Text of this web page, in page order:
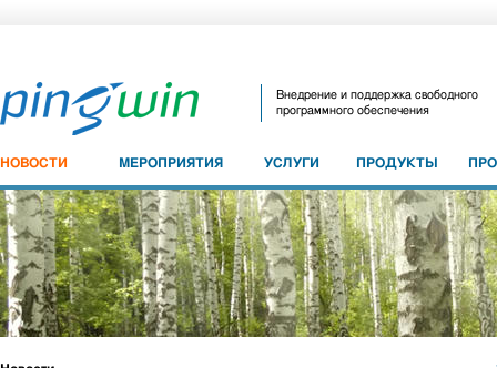
Внедрение и поддержка свободного
программного обеспечения
НОВОСТИ МЕРОПРИЯТИЯ УСЛУГИ ПРОДУКТЫ